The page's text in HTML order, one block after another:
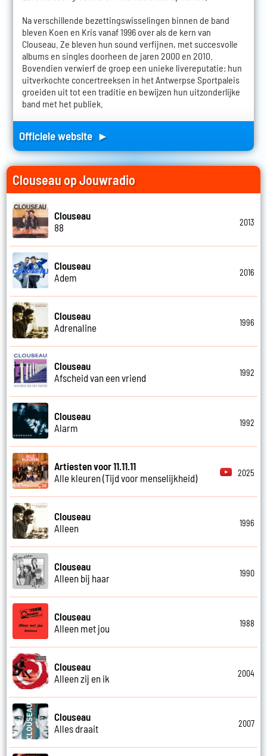
Na verschillende bezettingswisselingen binnen de band
bleven Koen en Kris vanaf 1996 over als de kern van
Clouseau. Ze bleven hun sound verfijnen, met succesvolle
albums en singles doorheen de jaren 2000 en 2010.
Bovendien verwierf de groep een unieke livereputatie: hun
uitverkochte concertreeksen in het Antwerpse Sportpaleis
groeiden uit tot een traditie en bewijzen hun uitzonderlijke
band met het publiek.
Officiele website ►
Clouseau op Jouwradio
Clouseau
88
2013
Clouseau
Adem
2016
Clouseau
Adrenaline
1996
Clouseau
Afscheid van een vriend
1992
Clouseau
Alarm
1992
Artiesten voor 11.11.11
Alle kleuren (Tijd voor menselijkheid)
2025
Clouseau
Alleen
1996
Clouseau
Alleen bij haar
1990
Clouseau
Alleen met jou
1988
Clouseau
Alleen zij en ik
2004
Clouseau
Alles draait
2007